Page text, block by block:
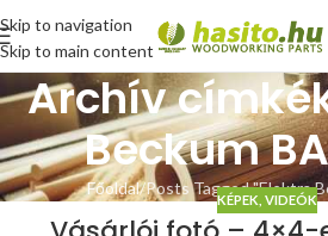
Skip to navigation
Skip to main content
Archív
Beckum
Főoldal Posts Tagged "Elektra
KÉPEK, VIDEÓK